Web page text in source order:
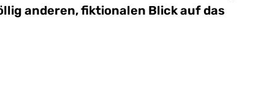
anderen, fiktionalen Blick auf das